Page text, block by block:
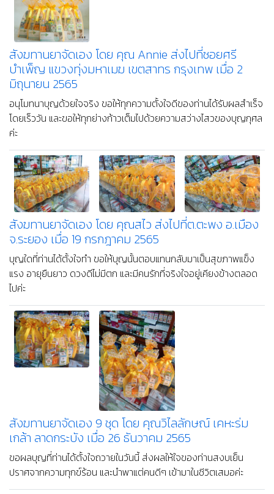
สังฆทานยาจัดเอง โดย คุณ Annie ส่งไปที่ซอยศรี
บำเพ็ญ แขวงทุ่งมหาเมฆ เขตสาทร กรุงเทพ เมื่อ 2
มิถุนายน 2565
อนุโมทนาบุญด้วยใจจริง ขอให้ทุกความตั้งใจดีของท่านได้รับผลสำเร็จ
โดยเร็ววัน และขอให้ทุกย่างก้าวเต็มไปด้วยความสว่างไสวของบุญกุศล
ค่ะ
สังฆทานยาจัดเอง โดย คุณสไว ส่งไปที่ต.ตะพง อ.เมือง
จ.ระยอง เมื่อ 19 กรกฎาคม 2565
บุญใดที่ท่านได้ตั้งใจทำ ขอให้บุญนั้นตอบแทนกลับมาเป็นสุขภาพแข็ง
แรง อายุยืนยาว ดวงดีไม่มีตก และมีคนรักที่จริงใจอยู่เคียงข้างตลอด
ไปค่ะ
สังฆทานยาจัดเอง 9 ชุด โดย คุณวิไลลักษณ์ เคหะร่ม
เกล้า ลาดกระบัง เมื่อ 26 ธันวาคม 2565
ขอผลบุญที่ท่านได้ตั้งใจถวายในวันนี้ ส่งผลให้ใจของท่านสงบเย็น
ปราศจากความทุกข์ร้อน และนำพาแต่คนดีๆ เข้ามาในชีวิตเสมอค่ะ